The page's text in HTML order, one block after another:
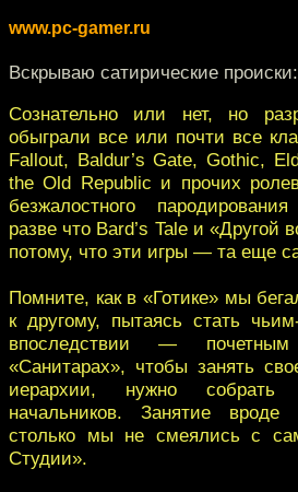
www.pc-gamer.ru
Вскрываю сатирические происки:
Сознательно или нет, но
обыграли все или почти все
Fallout, Baldur’s Gate, Gothic,
the Old Republic и прочих
безжалостного
разве что Bard’s Tale и «Другой
потому, что эти игры — та еще
Помните, как в «Готике» мы
к другому, пытаясь стать
впоследствии —
«Санитарах», чтобы занять
иерархии, нужно собрать
начальников. Занятие
столько мы не смеялись с
Студии».